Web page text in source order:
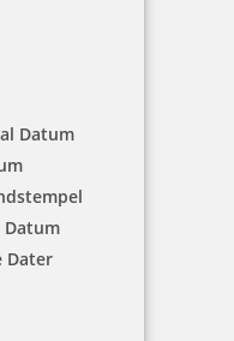
Datum
Datum
Dater
C 41 chrom mit Gravur 41